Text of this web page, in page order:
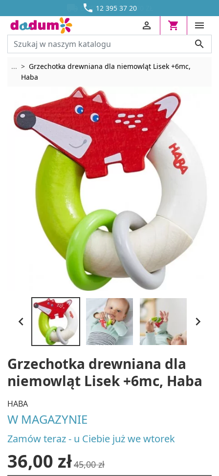
 12 395 37 20
DOSTAWA OD 13,70 ZŁ





... Rozwiń breadcrumbs
Grzechotka drewniana dla niemowląt Lisek +6mc,
Haba
 
Grzechotka drewniana dla
niemowląt Lisek +6mc, Haba
HABA
W MAGAZYNIE
Zamów teraz - u Ciebie już we wtorek
36,00 zł45,00 zł